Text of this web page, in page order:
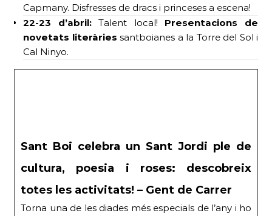
Capmany. Disfresses de dracs i princeses a escena!
22-23 d’abril:Talent local! Presentacions de
novetats literàries santboianes a la Torre del Sol i
Cal Ninyo.
Sant Boi celebra un Sant Jordi ple de
cultura, poesia i roses: descobreix
totes les activitats! – Gent de Carrer
Torna una de les diades més especials de l’any i ho